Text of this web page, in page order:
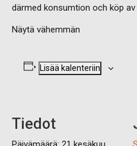
därmed konsumtion och köp av
Näytä vähemmän
Lisää kalenteriin
Tiedot